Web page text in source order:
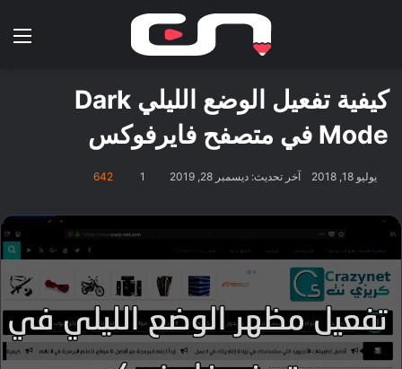
كيفية تفعيل الوضع الليلي Dark
Mode في متصفح فايرفوكس
يوليو 18, 2018 آخر تحديث: ديسمبر 28, 2019 1
642